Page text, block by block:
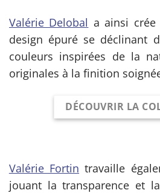
Valérie Delobal a ainsi crée
design épuré se déclinant
couleurs inspirées de la
originales à la finition
DÉCOUVRIR LA
Valérie Fortin travaille
jouant la transparence et